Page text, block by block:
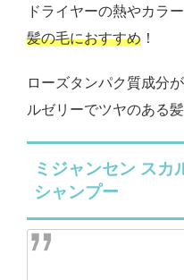
ドライヤーの熱やカラ
髪の毛におすすめ ！
ローズタンパク質成分
ルゼリーでツヤのある
ミジャンセン ス
シャンプー